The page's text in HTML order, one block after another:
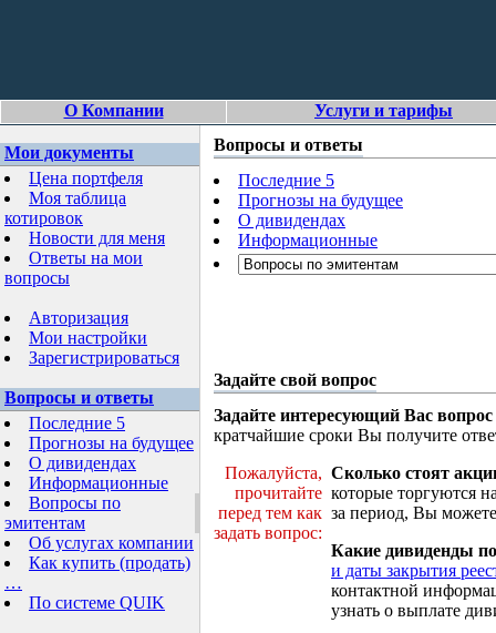
О Компании Услуги и тарифы
Мои документы
Цена портфеля
Моя таблица
котировок
Новости для меня
Ответы на мои
вопросы
Авторизация
Мои настройки
Зарегистрироваться
Вопросы и ответы
Последние 5
Прогнозы на будущее
О дивидендах
Информационные
Вопросы по
эмитентам
Об услугах компании
Как купить (продать)
…
По системе QUIK
Вопросы и ответы
Последние 5
Прогнозы на будущее
О дивидендах
Информационные
Задайте свой вопрос
Задайте интересующий Вас вопрос
кратчайшие сроки Вы получите
Пожалуйста,
прочитайте
перед тем как
задать вопрос:
Сколько стоят
которые торгуются
за период, Вы
Какие дивиденды
и даты закрытия
контактной
узнать о выплате